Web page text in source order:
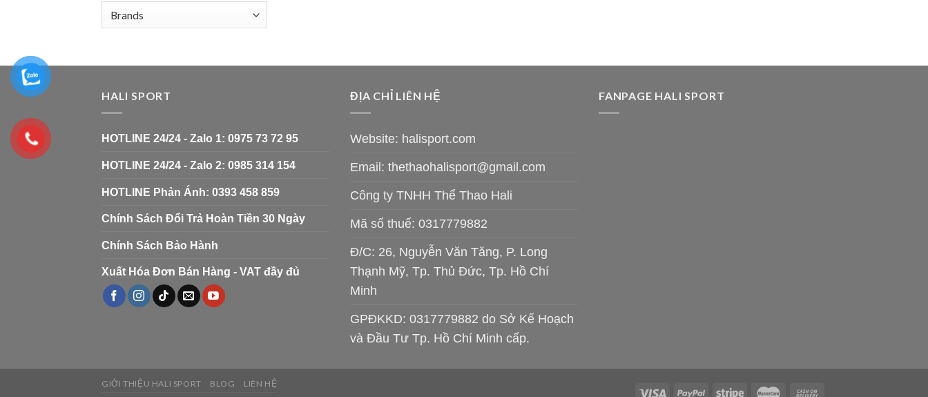
HALI SPORT
HOTLINE 24/24 - Zalo 1: 0975 73 72 95
HOTLINE 24/24 - Zalo 2: 0985 314 154
HOTLINE Phản Ánh: 0393 458 859
Chính Sách Đổi Trả Hoàn Tiền 30 Ngày
Chính Sách Bảo Hành
Xuất Hóa Đơn Bán Hàng - VAT đầy đủ
ĐỊA CHỈ LIÊN HỆ
Website: halisport.com
Email: thethaohalisport@gmail.com
Công ty TNHH Thể Thao Hali
Mã số thuế: 0317779882
Đ/C: 26, Nguyễn Văn Tăng, P. Long
Thạnh Mỹ, Tp. Thủ Đức, Tp. Hồ Chí
Minh
GPĐKKD: 0317779882 do Sở Kế Hoạch
và Đầu Tư Tp. Hồ Chí Minh cấp.
FANPAGE HALI SPORT
GIỚI THIỆU HALI SPORT BLOG LIÊN HỆ